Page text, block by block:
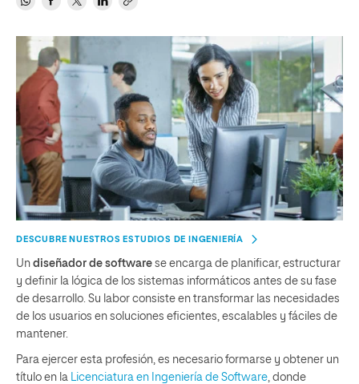
DESCUBRE NUESTROS ESTUDIOS DE INGENIERÍA
Un diseñador de software se encarga de planificar, estructurar
y definir la lógica de los sistemas informáticos antes de su fase
de desarrollo. Su labor consiste en transformar las necesidades
de los usuarios en soluciones eficientes, escalables y fáciles de
mantener.
Para ejercer esta profesión, es necesario formarse y obtener un
título en la
Licenciatura en Ingeniería de Software , donde